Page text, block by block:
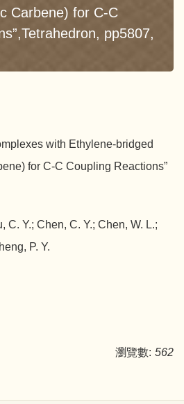
Carbene) for C-C
pp5807,
with Ethylene-bridged
for C-C Coupling Reactions”
C. Y.; Chen, C. Y.; Chen, W. L.;
P. Y.
瀏覽數: 562